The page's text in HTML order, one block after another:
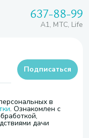
637-88-99
A1, МТС, Life
в
. Ознакомлен с
дачи
Подписаться